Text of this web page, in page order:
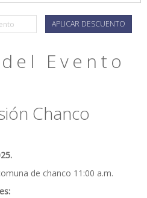
APLICAR DESCUENTO
Evento
Chanco
de chanco 11:00 a.m.